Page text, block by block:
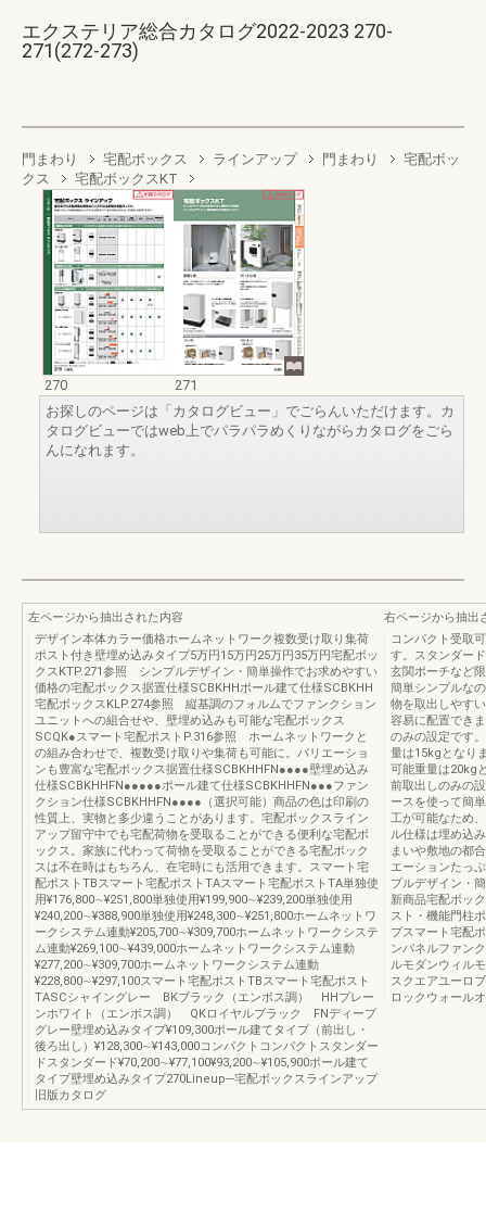
エクステリア総合カタログ2022-2023 270-
271(272-273)
門まわり 宅配ボックス ラインアップ 門まわり
宅配ボッ
クス
宅配ボックスKT
270
271
お探しのページは「カタログビュー」でごらんいただけます。カ
タログビューではweb上でパラパラめくりながらカタログをごら
んになれます。
左ページから抽出された内容
デザイン本体カラー価格ホームネットワーク複数受け取り集荷
ポスト付き壁埋め込みタイプ5万円15万円25万円35万円宅配ボッ
クスKTP.271参照 シンプルデザイン・簡単操作でお求めやすい
価格の宅配ボックス据置仕様SCBKHHポール建て仕様SCBKHH
宅配ボックスKLP.274参照 縦基調のフォルムでファンクション
ユニットへの組合せや、壁埋め込みも可能な宅配ボックス
SCQK●スマート宅配ポストP.316参照 ホームネットワークと
の組み合わせで、複数受け取りや集荷も可能に。バリエーショ
ンも豊富な宅配ボックス据置仕様SCBKHHFN●●●●壁埋め込み
仕様SCBKHHFN●●●●●ポール建て仕様SCBKHHFN●●●ファン
クション仕様SCBKHHFN●●●●（選択可能）商品の色は印刷の
性質上、実物と多少違うことがあります。宅配ボックスライン
アップ留守中でも宅配荷物を受取ることができる便利な宅配ボ
ックス。家族に代わって荷物を受取ることができる宅配ボック
スは不在時はもちろん、在宅時にも活用できます。スマート宅
配ポストTBスマート宅配ポストTAスマート宅配ポストTA単独使
用¥176,800∼¥251,800単独使用¥199,900∼¥239,200単独使用
¥240,200∼¥388,900単独使用¥248,300∼¥251,800ホームネットワ
ークシステム連動¥205,700∼¥309,700ホームネットワークシステ
ム連動¥269,100∼¥439,000ホームネットワークシステム連動
¥277,200∼¥309,700ホームネットワークシステム連動
¥228,800∼¥297,100スマート宅配ポストTBスマート宅配ポスト
TASCシャイングレー BKブラック（エンボス調） HHプレー
ンホワイト（エンボス調） QKロイヤルブラック FNディープ
グレー壁埋め込みタイプ¥109,300ポール建てタイプ（前出し・
後ろ出し）¥128,300∼¥143,000コンパクトコンパクトスタンダー
ドスタンダード¥70,200∼¥77,100¥93,200∼¥105,900ポール建て
タイプ壁埋め込みタイプ270Lineup─宅配ボックスラインアップ
旧版カタログ
右ページから抽出
コンパクト受取
す。スタンダー
玄関ポーチなど
簡単シンプルな
物を取出しやす
容易に配置でき
のみの設定です
量は15kgとなり
可能重量は20kg
前取出しのみの
ースを使って簡
工が可能なため
ル仕様は埋め込
まいや敷地の都
エーションたっ
プルデザイン・
新商品宅配ボッ
スト・機能門柱
プスマート宅配
ンパネルファン
ルモダンウィル
スクエアユーロ
ロックウォール